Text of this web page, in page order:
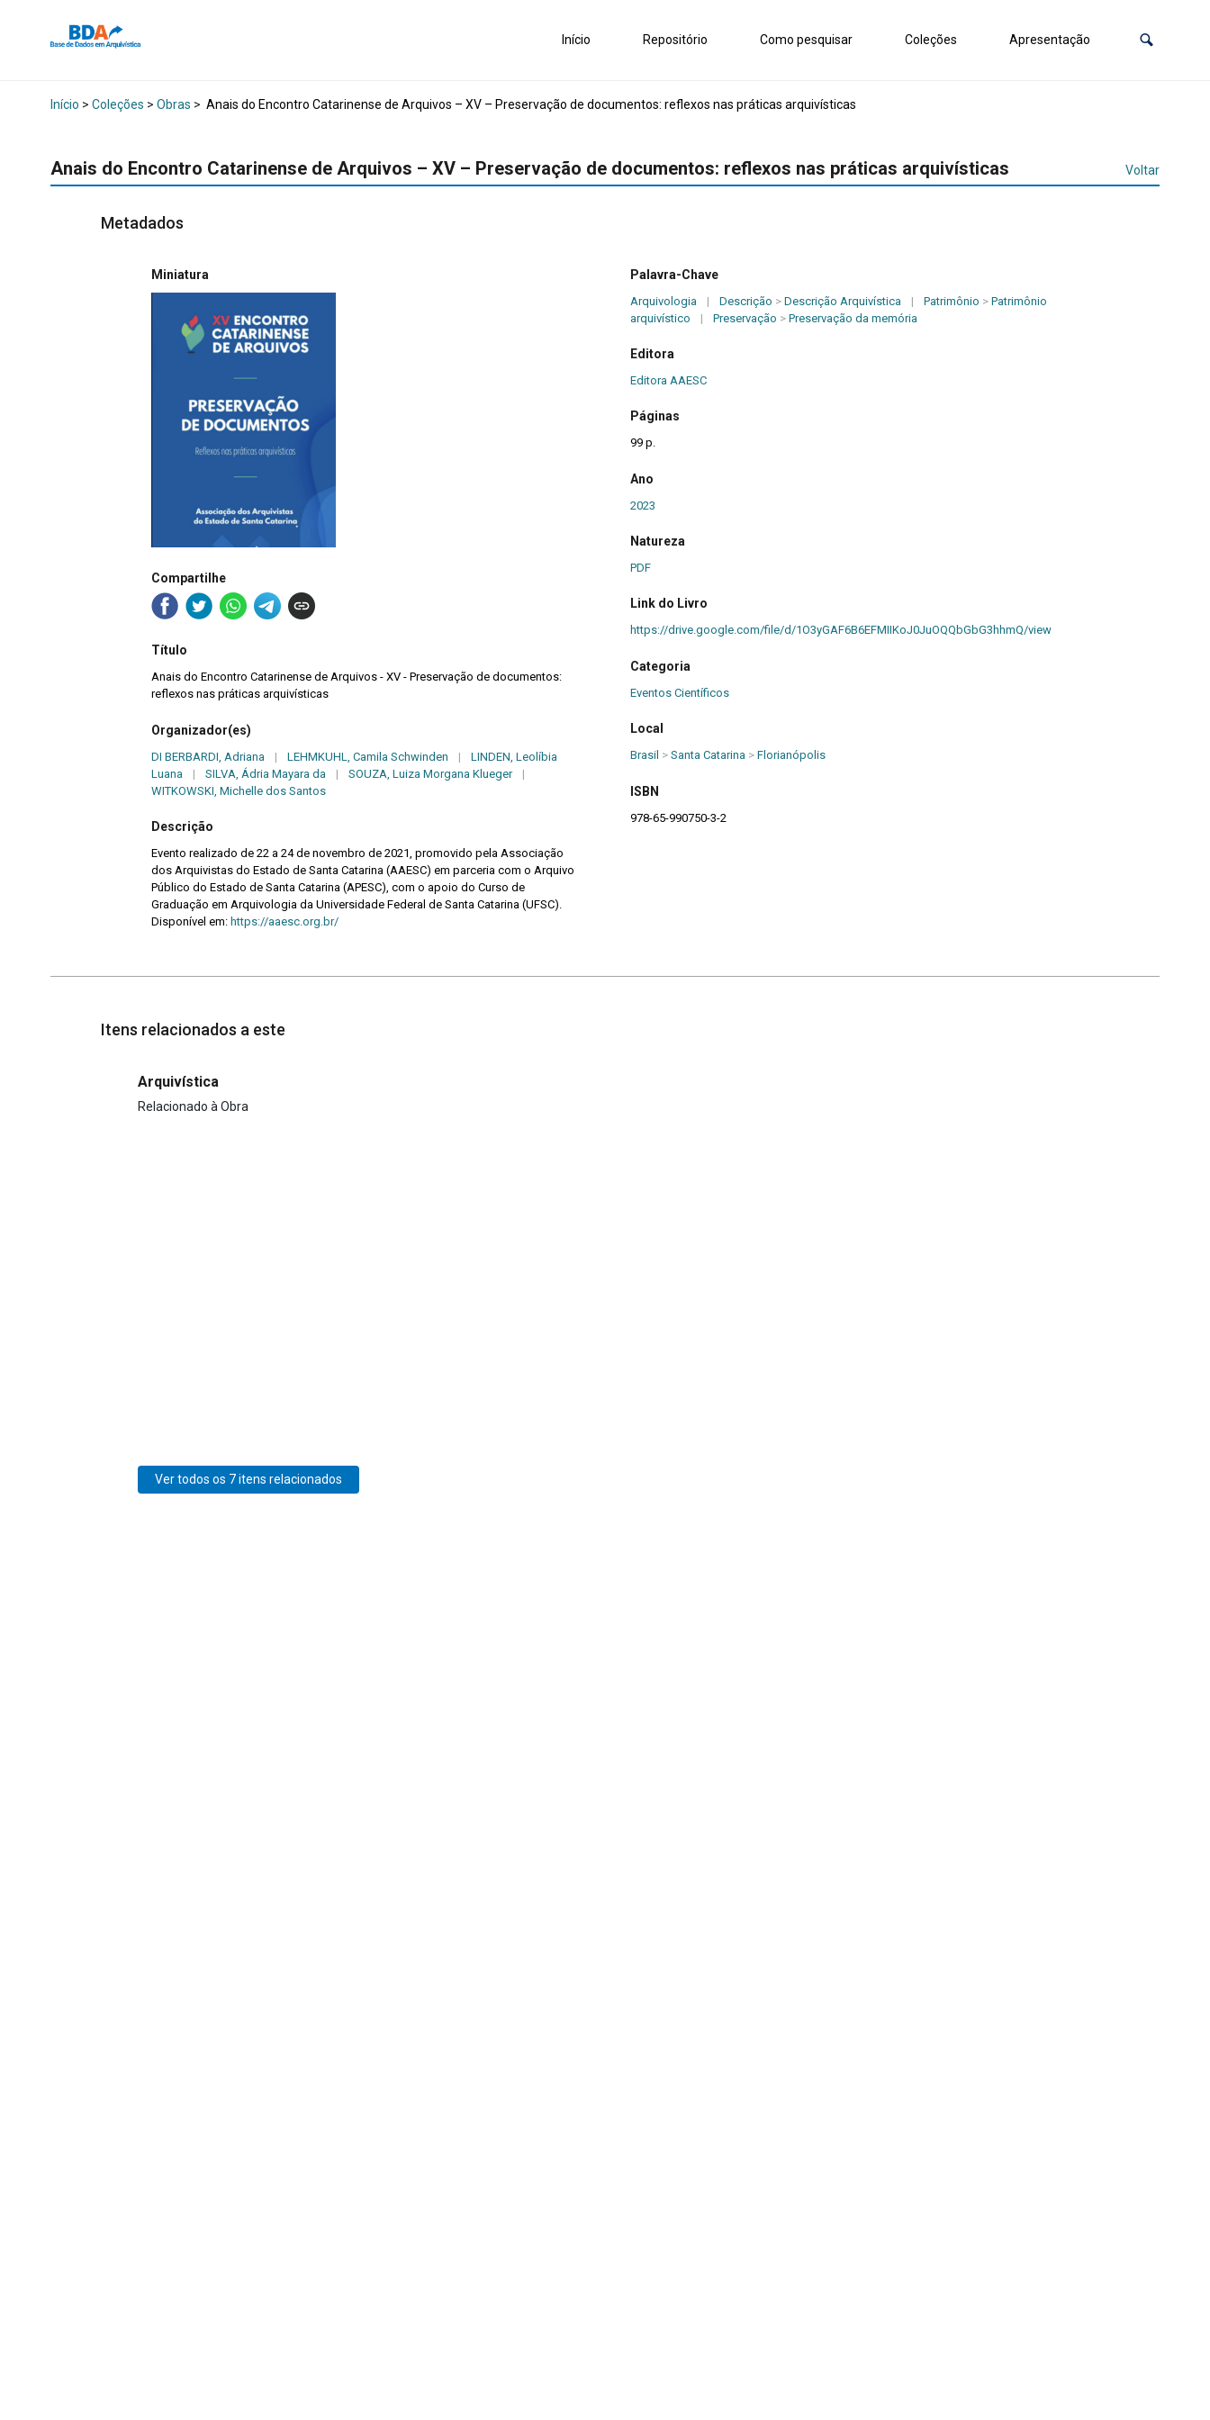
Início Repositório Como pesquisar Coleções Apresentação
Início > Coleções > Obras > Anais do Encontro Catarinense de Arquivos – XV – Preservação de documentos: reflexos nas práticas arquivísticas
Anais do Encontro Catarinense de Arquivos – XV – Preservação de documentos: reflexos nas práticas arquivísticas Voltar
Metadados
Miniatura
Compartilhe
Título
Anais do Encontro Catarinense de Arquivos - XV - Preservação de documentos:
reflexos nas práticas arquivísticas
Organizador(es)
DI BERBARDI, Adriana | LEHMKUHL, Camila Schwinden |
LINDEN, Leolíbia
Luana
| SILVA, Ádria Mayara da | SOUZA, Luiza Morgana Klueger
|
WITKOWSKI, Michelle dos Santos
Descrição
Evento realizado de 22 a 24 de novembro de 2021, promovido pela Associação
dos Arquivistas do Estado de Santa Catarina (AAESC) em parceria com o Arquivo
Público do Estado de Santa Catarina (APESC), com o apoio do Curso de
Graduação em Arquivologia da Universidade Federal de Santa Catarina (UFSC).
Disponível em: https://aaesc.org.br/
Palavra-Chave
Arquivologia | Descrição > Descrição Arquivística | Patrimônio > Patrimônio
arquivístico
| Preservação > Preservação da memória
Editora
Editora AAESC
Páginas
99 p.
Ano
2023
Natureza
PDF
Link do Livro
https://drive.google.com/file/d/1O3yGAF6B6EFMIIKoJ0JuOQQbGbG3hhmQ/view
Categoria
Eventos Científicos
Local
Brasil > Santa Catarina > Florianópolis
ISBN
978-65-990750-3-2
Itens relacionados a este
Arquivística
Relacionado à Obra
Ver todos os 7 itens relacionados